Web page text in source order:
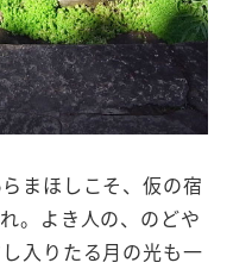
まほしこそ、仮の宿
。よき人の、のどや
入りたる月の光も一